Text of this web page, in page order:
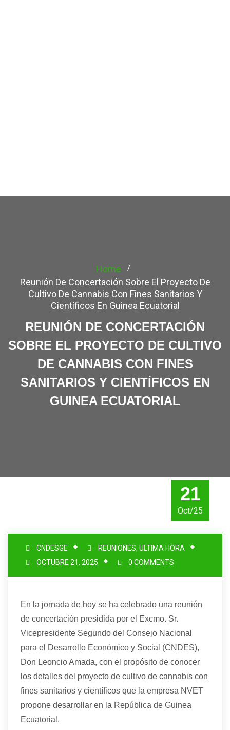
Home
Reunión De Concertación Sobre El Proyecto De
Cultivo De Cannabis Con Fines Sanitarios Y
Científicos En Guinea Ecuatorial
REUNIÓN DE CONCERTACIÓN
SOBRE EL PROYECTO DE CULTIVO
DE CANNABIS CON FINES
SANITARIOS Y CIENTÍFICOS EN
GUINEA ECUATORIAL
21
Oct/25
CNDESGE REUNIONES, ULTIMA HORA
OCTUBRE 21, 2025
0 COMMENTS
En la jornada de hoy se ha celebrado una reunión
de concertación presidida por el Excmo. Sr.
Vicepresidente Segundo del Consejo Nacional
para el Desarrollo Económico y Social (CNDES),
Don Leoncio Amada, con el propósito de conocer
los detalles del proyecto de cultivo de cannabis con
fines sanitarios y científicos que la empresa NVET
propone desarrollar en la República de Guinea
Ecuatorial.